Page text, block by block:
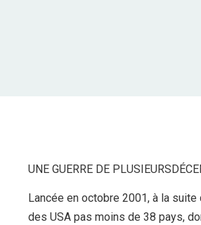
UNE GUERRE DE
Lancée en octobre 2001, à la
des USA pas moins de 38 pays,